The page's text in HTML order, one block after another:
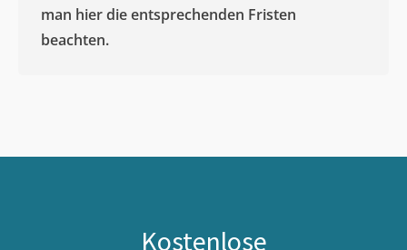
man hier die entsprechenden Fristen
beachten.
Kostenlose